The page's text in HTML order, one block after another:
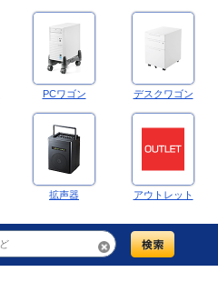
PCワゴン デスクワゴン
拡声器 アウトレット